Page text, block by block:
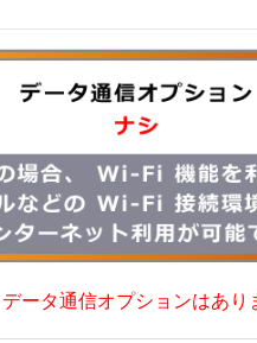
データ通信オプションはあり